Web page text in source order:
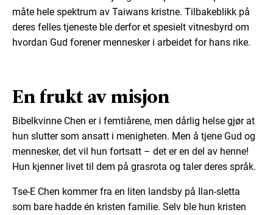
måte hele spektrum av Taiwans kristne. Tilbakeblikk på
deres felles tjeneste ble derfor et spesielt vitnesbyrd om
hvordan Gud forener mennesker i arbeidet for hans rike.
En frukt av misjon
Bibelkvinne Chen er i femtiårene, men dårlig helse gjør at
hun slutter som ansatt i menigheten. Men å tjene Gud og
mennesker, det vil hun fortsatt – det er en del av henne!
Hun kjenner livet til dem på grasrota og taler deres språk.
Tse-E Chen kommer fra en liten landsby på Ilan-sletta
som bare hadde én kristen familie. Selv ble hun kristen